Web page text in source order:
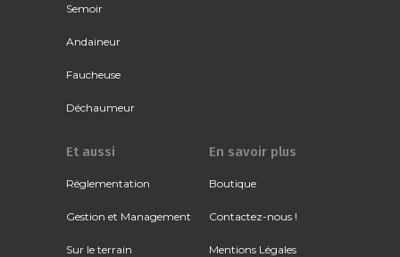
Semoir
Andaineur
Faucheuse
Déchaumeur
Et aussi
Réglementation
Gestion et Management
Sur le terrain
En savoir plus
Boutique
Contactez-nous !
Mentions Légales